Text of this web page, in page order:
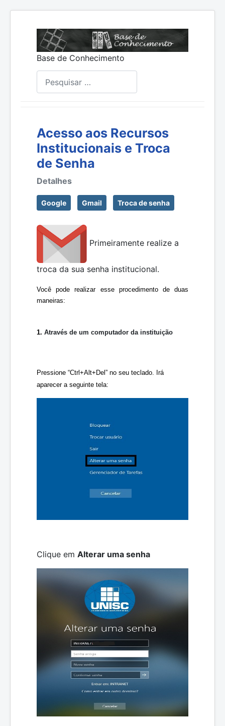
Base de Conhecimento
Acesso aos Recursos
Institucionais e Troca
de Senha
Detalhes
Google Gmail Troca de senha
Primeiramente realize a
troca da sua senha institucional.
Você pode realizar esse procedimento de duas
maneiras:
1. Através de um computador da instituição
Pressione “Ctrl+Alt+Del” no seu teclado. Irá
aparecer a seguinte tela:
Clique em Alterar uma senha